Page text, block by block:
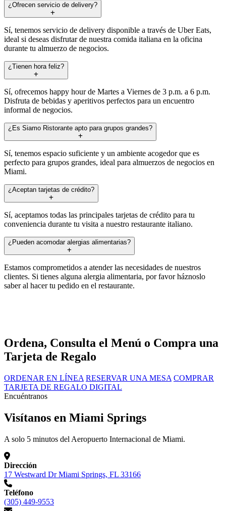
¿Ofrecen servicio de delivery?
Sí, tenemos servicio de delivery disponible a través de Uber Eats,
ideal si deseas disfrutar de nuestra comida italiana en la oficina
durante tu almuerzo de negocios.
¿Tienen hora feliz?
Sí, ofrecemos happy hour de Martes a Viernes de 3 p.m. a 6 p.m.
Disfruta de bebidas y aperitivos perfectos para un encuentro
informal de negocios.
¿Es Siamo Ristorante apto para grupos grandes?
Sí, tenemos espacio suficiente y un ambiente acogedor que es
perfecto para grupos grandes, ideal para almuerzos de negocios en
Miami.
¿Aceptan tarjetas de crédito?
Sí, aceptamos todas las principales tarjetas de crédito para tu
conveniencia durante tu visita a nuestro restaurante italiano.
¿Pueden acomodar alergias alimentarias?
Estamos comprometidos a atender las necesidades de nuestros
clientes. Si tienes alguna alergia alimentaria, por favor háznoslo
saber al hacer tu pedido en el restaurante.
Ordena, Consulta el Menú o Compra una
Tarjeta de Regalo
ORDENAR EN LÍNEA RESERVAR UNA MESA COMPRAR
TARJETA DE REGALO DIGITAL
Encuéntranos
Visítanos en Miami Springs
A solo 5 minutos del Aeropuerto Internacional de Miami.
Dirección
17 Westward Dr Miami Springs, FL 33166
Teléfono
(305) 449-9553